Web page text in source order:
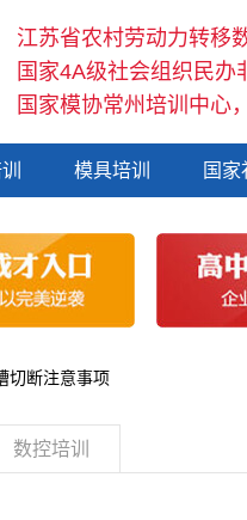
江苏省农村劳动力转移
国家4A级社会组织民办
国家模协常州培训中心
模具培训 国家
切断注意事项
数控培训